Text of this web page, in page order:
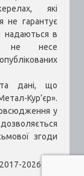
які
не гарантує
надаються в
не несе
дані, що
Кур’єр».
у
згоди
2026